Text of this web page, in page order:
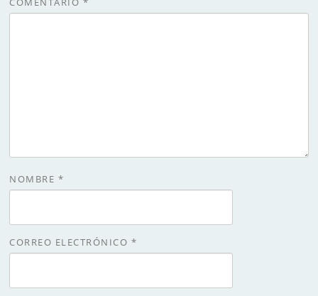
NOMBRE *
CORREO ELECTRÓNICO *